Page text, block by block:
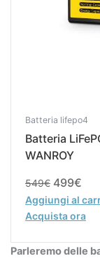
Batteria lifepo4
Batteria
WANROY
549€ 499€
Aggiungi al
Acquista ora
Parleremo delle